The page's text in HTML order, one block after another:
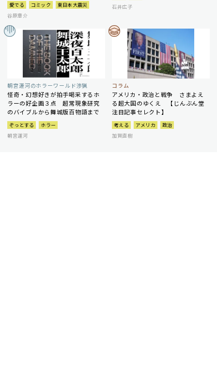
愛でる コミック
東日本大震災
谷原章介
石井広子
朝宮運河のホラーワールド渉猟
怪奇・幻想好きが拍手喝采するホ
ラーの好企画３点 超常現象研究
のバイブルから舞城版百物語まで
ぞっとする
ホラー
朝宮運河
コラム
アメリカ・政治と戦争 さまよえ
る超大国のゆくえ 【じんぶん堂
注目記事セレクト】
考える アメリカ
政治
加賀直樹